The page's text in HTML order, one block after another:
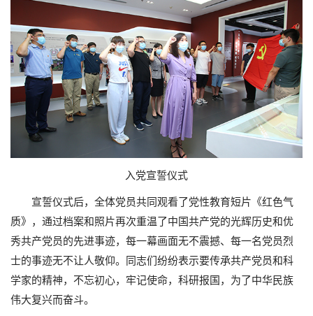
入党宣誓仪式
宣誓仪式后，全体党员共同观看了党性教育短片《红色气
质》，通过档案和照片再次重温了中国共产党的光辉历史和优
秀共产党员的先进事迹，每一幕画面无不震撼、每一名党员烈
士的事迹无不让人敬仰。同志们纷纷表示要传承共产党员和科
学家的精神，不忘初心，牢记使命，科研报国，为了中华民族
伟大复兴而奋斗。